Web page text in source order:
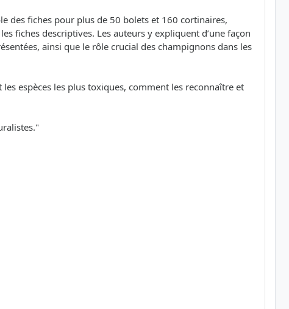
des fiches pour plus de 50 bolets et 160 cortinaires,
fiches descriptives. Les auteurs y expliquent d’une façon
ainsi que le rôle crucial des champignons dans les
espèces les plus toxiques, comment les reconnaître et